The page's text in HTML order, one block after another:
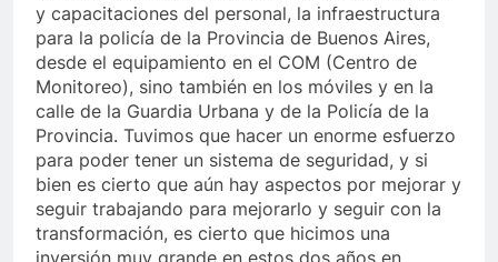
y capacitaciones del personal, la infraestructura
para la policía de la Provincia de Buenos Aires,
desde el equipamiento en el COM (Centro de
Monitoreo), sino también en los móviles y en la
calle de la Guardia Urbana y de la Policía de la
Provincia. Tuvimos que hacer un enorme esfuerzo
para poder tener un sistema de seguridad, y si
bien es cierto que aún hay aspectos por mejorar y
seguir trabajando para mejorarlo y seguir con la
transformación, es cierto que hicimos una